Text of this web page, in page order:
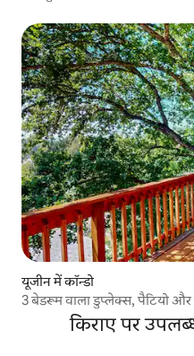
यूजीन में कॉन्डो
3 बेडरूम वाला डुप्लेक्स, पैटियो
की सुविधा, पहाड़ी नज़ारे - कुत्ते ला
किराए पर